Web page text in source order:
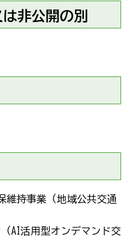
非公開の別
維持事業（地域公共交通
AI活用型オンデマンド交